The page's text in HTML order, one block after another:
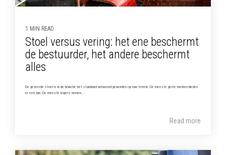
1 MIN READ
Stoel versus vering: het ene beschermt
de bestuurder, het andere beschermt
alles
De geveerde stoel is in de branche het standaard antwoord geworden op ruw terrein. De meeste grote merken bieden
er een aan. De meeste kopers nemen...
Read more